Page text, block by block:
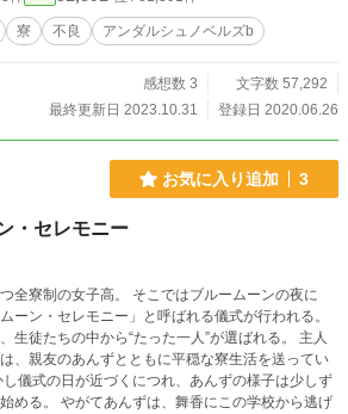
寮 不良 アンダルシュノベルズb
感想数 3
文字数 57,292
最終更新日 2023.10.31
登録日 2020.06.26
お気に入り追加 3
・セレモニー
全寮制の女子高。 そこではブルームーンの夜に
ムーン・セレモニー」と呼ばれる儀式が行われる。
生徒たちの中から“たった一人”が選ばれる。 主人
、親友のあんずとともに平穏な寮生活を送ってい
し儀式の日が近づくにつれ、あんずの様子は少しず
、舞香にこの学校から逃げ